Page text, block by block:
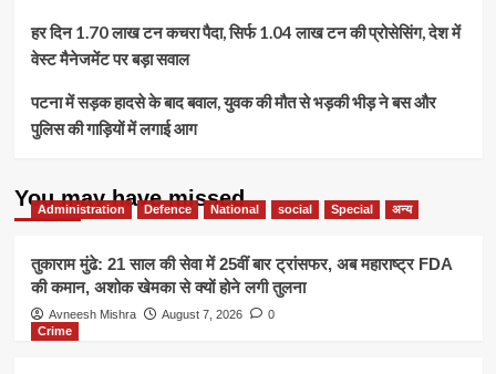
बन
सकते
आक्रामक
और
मानसिक
कमजोर!
हर दिन 1.70 लाख टन कचरा पैदा, सिर्फ 1.04 लाख टन की प्रोसेसिंग, देश में
वेस्ट मैनेजमेंट पर बड़ा सवाल
पटना में सड़क हादसे के बाद बवाल, युवक की मौत से भड़की भीड़ ने बस और
पुलिस की गाड़ियों में लगाई आग
You may have missed
Administration Defence National social Special अन्य
तुकाराम मुंढे: 21 साल की सेवा में 25वीं बार ट्रांसफर, अब महाराष्ट्र FDA
की कमान, अशोक खेमका से क्यों होने लगी तुलना
Avneesh Mishra August 7, 2026
0
Crime